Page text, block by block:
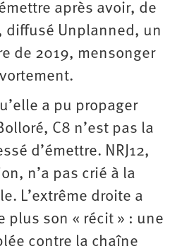
après avoir, de
diffusé Unplanned, un
de 2019, mensonger
a pu propager
C8 n’est pas la
d’émettre. NRJ12,
n’a pas crié à la
L’extrême droite a
plus son « récit » : une
contre la chaîne